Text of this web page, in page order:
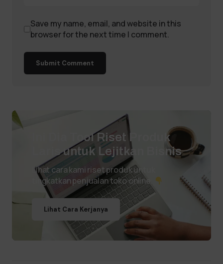
Save my name, email, and website in this
browser for the next time I comment.
Submit Comment
Ini Dia Tool Riset Produk
Laris untuk Lejitkan Bisnis
Lihat cara kami riset produk untuk
tingkatkan penjualan toko online.
Lihat Cara Kerjanya